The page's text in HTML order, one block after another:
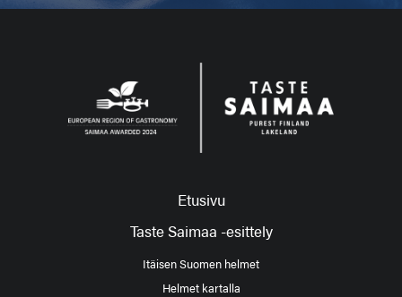
Etusivu
Taste Saimaa -esittely
Itäisen Suomen helmet
Helmet kartalla